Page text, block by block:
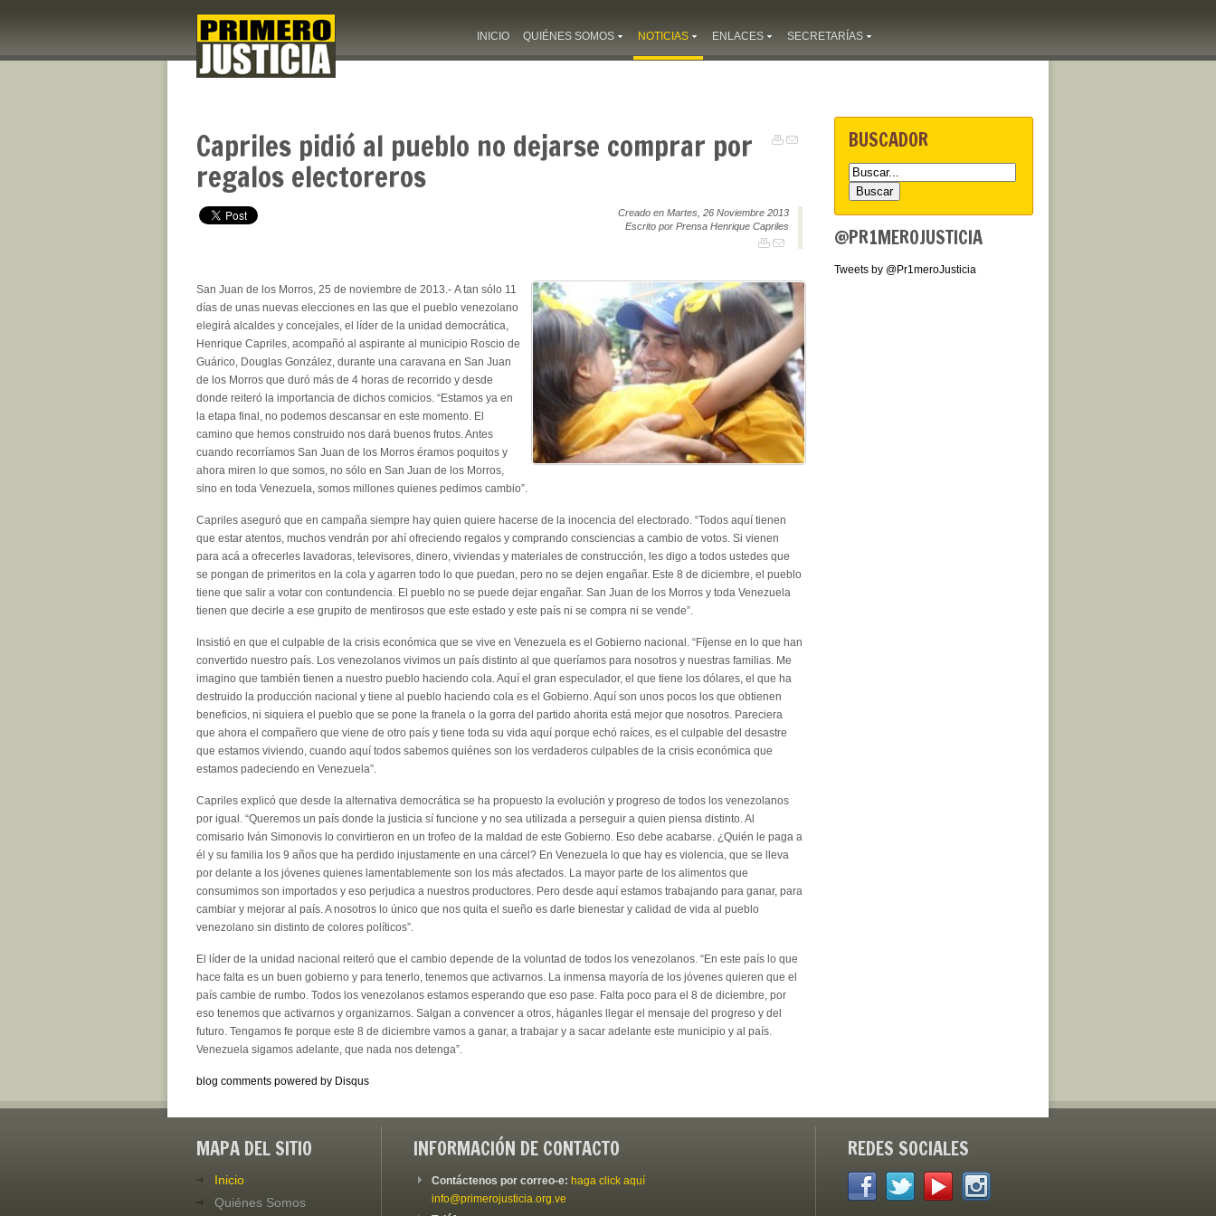
INICIO QUIÉNES SOMOS NOTICIAS ENLACES SECRETARÍAS
Capriles pidió al pueblo no dejarse comprar por
regalos electoreros
Creado en Martes, 26 Noviembre 2013
Escrito por Prensa Henrique Capriles
San Juan de los Morros, 25 de noviembre de 2013.- A tan sólo 11
días de unas nuevas elecciones en las que el pueblo venezolano
elegirá alcaldes y concejales, el líder de la unidad democrática,
Henrique Capriles, acompañó al aspirante al municipio Roscio de
Guárico, Douglas González, durante una caravana en San Juan
de los Morros que duró más de 4 horas de recorrido y desde
donde reiteró la importancia de dichos comicios. “Estamos ya en
la etapa final, no podemos descansar en este momento. El
camino que hemos construido nos dará buenos frutos. Antes
cuando recorríamos San Juan de los Morros éramos poquitos y
ahora miren lo que somos, no sólo en San Juan de los Morros,
sino en toda Venezuela, somos millones quienes pedimos cambio”.
Capriles aseguró que en campaña siempre hay quien quiere hacerse de la inocencia del electorado. “Todos aquí tienen
que estar atentos, muchos vendrán por ahí ofreciendo regalos y comprando consciencias a cambio de votos. Si vienen
para acá a ofrecerles lavadoras, televisores, dinero, viviendas y materiales de construcción, les digo a todos ustedes que
se pongan de primeritos en la cola y agarren todo lo que puedan, pero no se dejen engañar. Este 8 de diciembre, el pueblo
tiene que salir a votar con contundencia. El pueblo no se puede dejar engañar. San Juan de los Morros y toda Venezuela
tienen que decirle a ese grupito de mentirosos que este estado y este país ni se compra ni se vende”.
Insistió en que el culpable de la crisis económica que se vive en Venezuela es el Gobierno nacional. “Fíjense en lo que han
convertido nuestro país. Los venezolanos vivimos un país distinto al que queríamos para nosotros y nuestras familias. Me
imagino que también tienen a nuestro pueblo haciendo cola. Aquí el gran especulador, el que tiene los dólares, el que ha
destruido la producción nacional y tiene al pueblo haciendo cola es el Gobierno. Aquí son unos pocos los que obtienen
beneficios, ni siquiera el pueblo que se pone la franela o la gorra del partido ahorita está mejor que nosotros. Pareciera
que ahora el compañero que viene de otro país y tiene toda su vida aquí porque echó raíces, es el culpable del desastre
que estamos viviendo, cuando aquí todos sabemos quiénes son los verdaderos culpables de la crisis económica que
estamos padeciendo en Venezuela”.
Capriles explicó que desde la alternativa democrática se ha propuesto la evolución y progreso de todos los venezolanos
por igual. “Queremos un país donde la justicia sí funcione y no sea utilizada a perseguir a quien piensa distinto. Al
comisario Iván Simonovis lo convirtieron en un trofeo de la maldad de este Gobierno. Eso debe acabarse. ¿Quién le paga a
él y su familia los 9 años que ha perdido injustamente en una cárcel? En Venezuela lo que hay es violencia, que se lleva
por delante a los jóvenes quienes lamentablemente son los más afectados. La mayor parte de los alimentos que
consumimos son importados y eso perjudica a nuestros productores. Pero desde aquí estamos trabajando para ganar, para
cambiar y mejorar al país. A nosotros lo único que nos quita el sueño es darle bienestar y calidad de vida al pueblo
venezolano sin distinto de colores políticos”.
El líder de la unidad nacional reiteró que el cambio depende de la voluntad de todos los venezolanos. “En este país lo que
hace falta es un buen gobierno y para tenerlo, tenemos que activarnos. La inmensa mayoría de los jóvenes quieren que el
país cambie de rumbo. Todos los venezolanos estamos esperando que eso pase. Falta poco para el 8 de diciembre, por
eso tenemos que activarnos y organizarnos. Salgan a convencer a otros, háganles llegar el mensaje del progreso y del
futuro. Tengamos fe porque este 8 de diciembre vamos a ganar, a trabajar y a sacar adelante este municipio y al país.
Venezuela sigamos adelante, que nada nos detenga”.
blog comments powered by Disqus
BUSCADOR
@PR1MEROJUSTICIA
Tweets by @Pr1meroJusticia
MAPA DEL SITIO
Inicio
Quiénes Somos
INFORMACIÓN DE CONTACTO
Contáctenos por correo-e: haga click aquí
info@primerojusticia.org.ve
REDES SOCIALES